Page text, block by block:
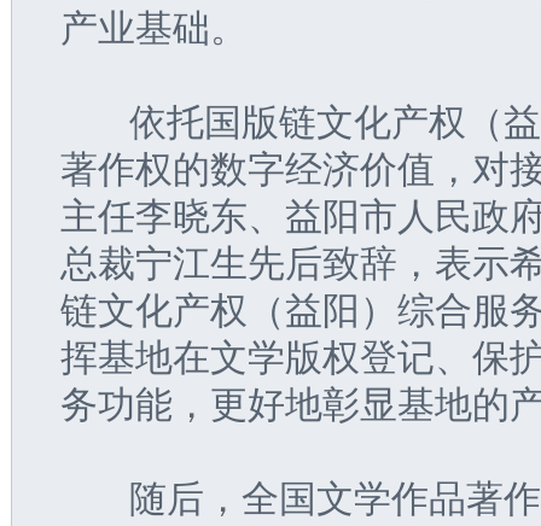
产业基础。
依托国版链文化产权（益
著作权的数字经济价值，对
主任李晓东、益阳市人民政
总裁宁江生先后致辞，表示
链文化产权（益阳）综合服
挥基地在文学版权登记、保
务功能，更好地彰显基地的
随后，全国文学作品著作